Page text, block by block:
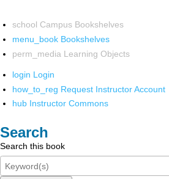
school Campus Bookshelves
menu_book Bookshelves
perm_media Learning Objects
login Login
how_to_reg Request Instructor Account
hub Instructor Commons
Search
Search this book